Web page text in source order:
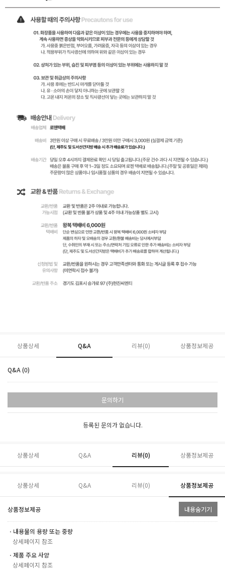
상품상세 Q&A 리뷰(0) 상품정보제공
Q&A (0)
문의하기
등록된 문의가 없습니다.
상품상세 Q&A 리뷰(0) 상품정보제공
상품상세 Q&A 리뷰(0) 상품정보제공
상품정보제공 내용숨기기
ㆍ내용물의 용량 또는 중량
상세페이지 참조
ㆍ제품 주요 사양
상세페이지 참조